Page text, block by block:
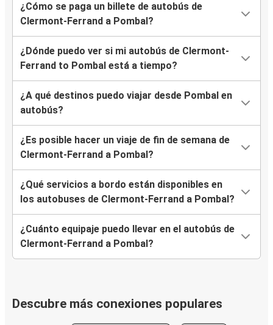
¿Cómo se paga un billete de autobús de
Clermont-Ferrand a Pombal?
¿Dónde puedo ver si mi autobús de Clermont-
Ferrand to Pombal está a tiempo?
¿A qué destinos puedo viajar desde Pombal en
autobús?
¿Es posible hacer un viaje de fin de semana de
Clermont-Ferrand a Pombal?
¿Qué servicios a bordo están disponibles en
los autobuses de Clermont-Ferrand a Pombal?
¿Cuánto equipaje puedo llevar en el autobús de
Clermont-Ferrand a Pombal?
Descubre más conexiones populares